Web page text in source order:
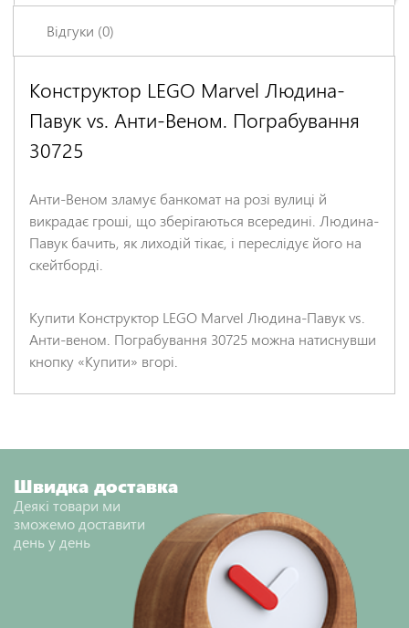
Відгуки (0)
Конструктор LEGO Marvel Людина-
Павук vs. Анти-Веном. Пограбування
30725
Анти-Веном зламує банкомат на розі вулиці й
викрадає гроші, що зберігаються всередині. Людина-
Павук бачить, як лиходій тікає, і переслідує його на
скейтборді.
Купити Конструктор LEGO Marvel Людина-Павук vs.
Анти-веном. Пограбування 30725 можна натиснувши
кнопку «Купити» вгорі.
Залишіть відгук про цей товар першими
*
Ім'я
Відгук
Швидка доставка
Деякі товари ми
зможемо доставити
день у день